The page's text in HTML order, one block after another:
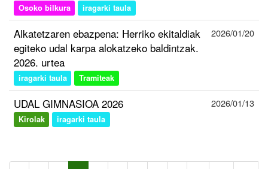
Osoko bilkura iragarki taula
Alkatetzaren ebazpena: Herriko ekitaldiak
egiteko udal karpa alokatzeko baldintzak.
2026. urtea
iragarki taula Tramiteak
2026/01/20
UDAL GIMNASIOA 2026
Kirolak iragarki taula
2026/01/13